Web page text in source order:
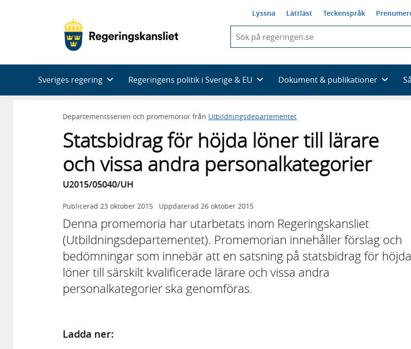
Lyssna Lättläst Teckenspråk
du
skriva
framträder
en
med
Sveriges regering Regeringens politik i Sverige & EU Dokument & publikationer
Departementsserien och promemorior från Utbildningsdepartementet
Statsbidrag för höjda löner till lärare
och vissa andra personalkategorier
U2015/05040/UH
Publicerad 23 oktober 2015 Uppdaterad 26 oktober 2015
Denna promemoria har utarbetats inom Regeringskansliet
(Utbildningsdepartementet). Promemorian innehåller förslag och
bedömningar som innebär att en satsning på statsbidrag för höjda
löner till särskilt kvalificerade lärare och vissa andra
personalkategorier ska genomföras.
Ladda ner: